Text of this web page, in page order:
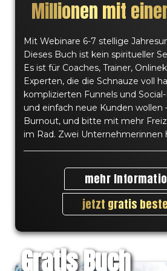
Sie sind das Ergebnis einer
Lebenseinstellung,
Willst du deine Träume
von Verpflichtungen, Frust
abhalten lassen, das Leben zu
wünschst? Wir alle haben das
Möglichkeiten und die Pflicht
und glückliches Leben zu
Erfolgsweg, den du wählst,
Bücher, welche konsequent
immer zu deinen Zielen führen
von Persönlichkeiten, wie
Höller, Christian Bischoff,
noch vielen mehr begeistern
Millionen mit
Mit Webinare 6-7 stellige
Dieses Buch ist kein spiritueller
Es ist für Coaches, Trainer,
Experten, die die Schnauze voll
komplizierten Funnels und
und einfach neue Kunden wollen
Burnout, und bitte mit mehr
im Rad. Zwei Unternehmerinnen
mehr
jetzt gratis
Gratis Buch